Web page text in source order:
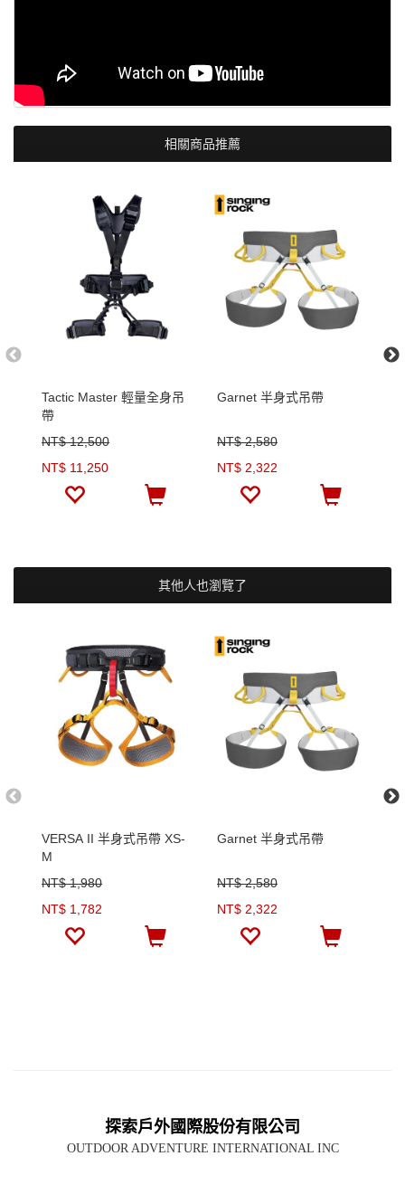
相關商品推薦
Tactic Master 輕量全身吊
帶
NT$ 12,500
NT$ 11,250
Garnet 半身式吊帶
NT$ 2,580
NT$ 2,322
其他人也瀏覽了
VERSA II 半身式吊帶 XS-
M
NT$ 1,980
NT$ 1,782
Garnet 半身式吊帶
NT$ 2,580
NT$ 2,322
探索戶外國際股份有限公司
OUTDOOR ADVENTURE INTERNATIONAL INC